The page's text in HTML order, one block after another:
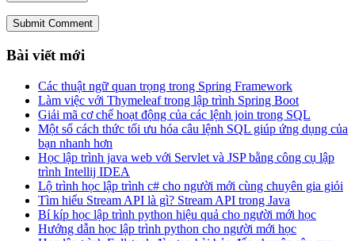
Submit Comment
Bài viết mới
Các thuật ngữ quan trọng trong Spring Framework
Làm việc với Thymeleaf trong lập trình Spring Boot
Giải mã cơ chế hoạt động của các lệnh join trong SQL
Một số cách thức tối ưu hóa câu lệnh SQL giúp ứng dụng của
bạn nhanh hơn
Học lập trình java web với Servlet và JSP bằng công cụ lập
trình Intellij IDEA
Lộ trình học lập trình c# cho người mới cùng chuyên gia giỏi
Tìm hiểu Stream API là gì? Stream API trong Java
Bí kíp học lập trình python hiệu quả cho người mới học
Hướng dẫn học lập trình python cho người mới học